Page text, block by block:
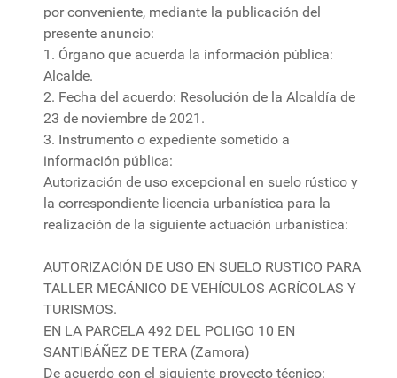
por conveniente, mediante la publicación del
presente anuncio:
1. Órgano que acuerda la información pública:
Alcalde.
2. Fecha del acuerdo: Resolución de la Alcaldía de
23 de noviembre de 2021.
3. Instrumento o expediente sometido a
información pública:
Autorización de uso excepcional en suelo rústico y
la correspondiente licencia urbanística para la
realización de la siguiente actuación urbanística:
AUTORIZACIÓN DE USO EN SUELO RUSTICO PARA
TALLER MECÁNICO DE VEHÍCULOS AGRÍCOLAS Y
TURISMOS.
EN LA PARCELA 492 DEL POLIGO 10 EN
SANTIBÁÑEZ DE TERA (Zamora)
De acuerdo con el siguiente proyecto técnico: